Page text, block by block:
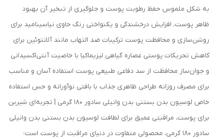
به شکل ملموس حفظ رطوبت پوست و جلوگیری از تبخیر آن بهبود
ظاهر پوست، افزایش درخشندگی و یکنواختی رنگ حاوی نیاسینامید برای
روشن‌سازی و محافظت پوست ترکیبات ضد التهاب مانند آلانتوئین برای
کاهش تحریکات پوستی عصاره گیاهی لیزیماکیا با خاصیت آنتی‌اکسیدانی
و جوان‌ساز محافظت از سد دفاعی طبیعی پوست استفاده آسان و مناسب
برای مصرف روزانه طراحی ظاهری جذاب با بافتی نوآورانه و حس استفاده
خاص لوسیون بدن بستنی بدن وانیلی سادور 180 گرمی | تجربه‌ای شیرین
برای پوست، مراقبتی عمیق برای لطافت لوسیون بدن بستنی بدن وانیلی
سادور 180 گرمی، محصولی متفاوت در دنیای مراقبت از پوست است؛